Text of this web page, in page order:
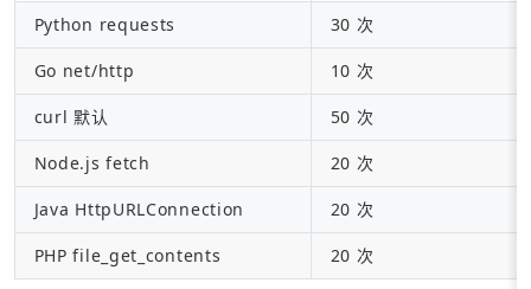
Python requests 30 次
Go net/http 10 次
curl 默认 50 次
Node.js fetch 20 次
Java HttpURLConnection 20 次
PHP file_get_contents 20 次